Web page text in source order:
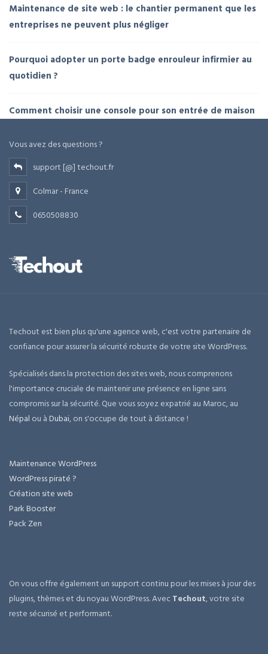
Maintenance de site web : le chantier permanent que les
entreprises ne peuvent plus négliger
Pourquoi adopter un porte badge enrouleur infirmier au
quotidien ?
Comment choisir une console pour son entrée de maison
Vous avez des questions ?
support [@] techout.fr
Colmar - France
0650508830
Techout est bien plus qu'une agence web, c'est votre partenaire de
confiance pour assurer la sécurité robuste de votre site WordPress.
Spécialisés dans la protection des sites web, nous comprenons
l'importance cruciale de maintenir une présence en ligne sans
compromis sur la sécurité. Que vous soyez expatrié au Maroc, au
Népal ou àDubai, on s'occupe de tout à distance !
Maintenance WordPress
WordPress piraté ?
Création site web
Park Booster
Pack Zen
On vous offre également un support continu pour les mises à jour des
plugins, thèmes et du noyau WordPress. AvecTechout, votre site
reste sécurisé et performant.